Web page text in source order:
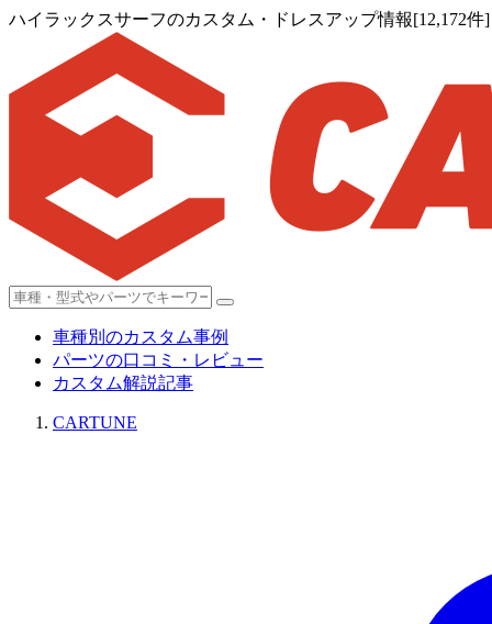
ハイラックスサーフのカスタム・ドレスアップ情報[12,172件]
車種別のカスタム事例
パーツの口コミ・レビュー
カスタム解説記事
CARTUNE